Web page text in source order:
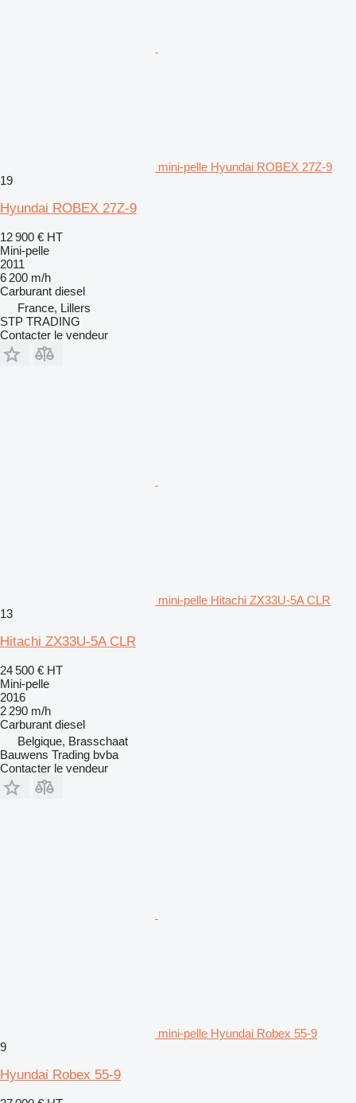
mini-pelle Hyundai ROBEX 27Z-9
19
Hyundai ROBEX 27Z-9
12 900 € HT
Mini-pelle
2011
6 200 m/h
Carburant diesel
France, Lillers
STP TRADING
Contacter le vendeur
mini-pelle Hitachi ZX33U-5A CLR
13
Hitachi ZX33U-5A CLR
24 500 € HT
Mini-pelle
2016
2 290 m/h
Carburant diesel
Belgique, Brasschaat
Bauwens Trading bvba
Contacter le vendeur
mini-pelle Hyundai Robex 55-9
9
Hyundai Robex 55-9